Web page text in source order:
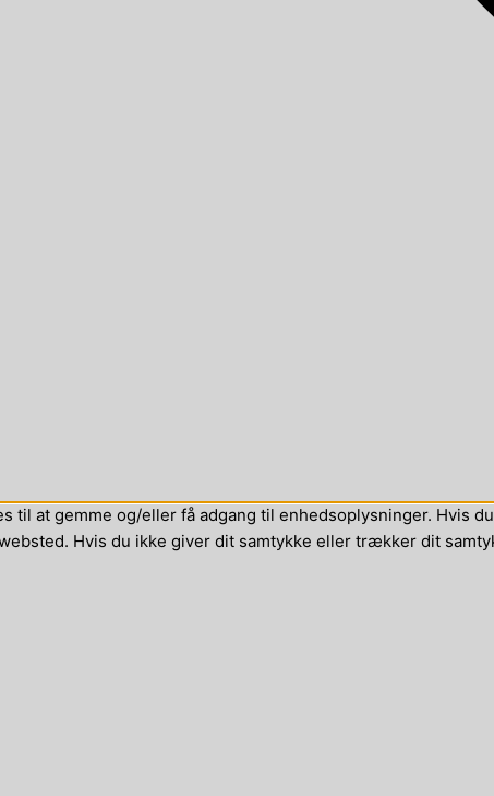
at gemme og/eller få adgang til enhedsoplysninger. Hvis
Hvis du ikke giver dit samtykke eller trækker dit